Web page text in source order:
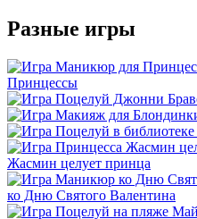
Разные игры
Принцессы
Жасмин целует принца
ко Дню Святого Валентина